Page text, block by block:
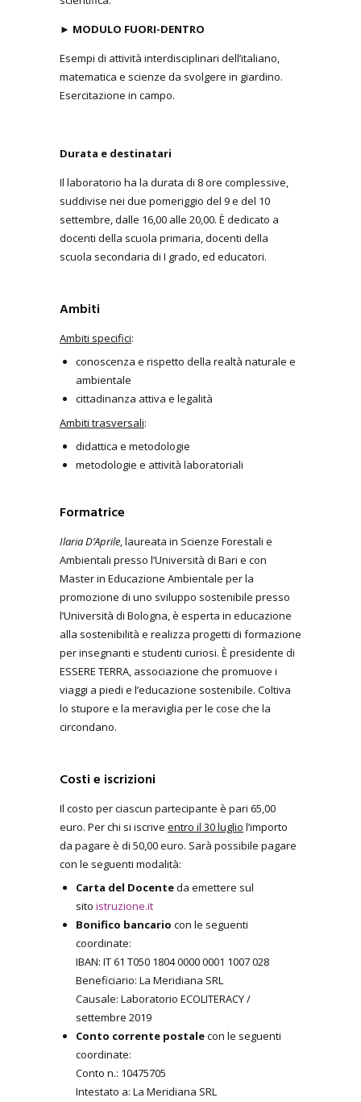
► MODULO FUORI-DENTRO
Esempi di attività interdisciplinari dell’italiano,
matematica e scienze da svolgere in giardino.
Esercitazione in campo.
Durata e destinatari
Il laboratorio ha la durata di 8 ore complessive,
suddivise nei due pomeriggio del 9 e del 10
settembre, dalle 16,00 alle 20,00. È dedicato a
docenti della scuola primaria, docenti della
scuola secondaria di I grado, ed educatori.
Ambiti
Ambiti specifici:
conoscenza e rispetto della realtà naturale e
ambientale
cittadinanza attiva e legalità
Ambiti trasversali:
didattica e metodologie
metodologie e attività laboratoriali
Formatrice
Ilaria D’Aprile , laureata in Scienze Forestali e
Ambientali presso l’Università di Bari e con
Master in Educazione Ambientale per la
promozione di uno sviluppo sostenibile presso
l’Università di Bologna, è esperta in educazione
alla sostenibilità e realizza progetti di formazione
per insegnanti e studenti curiosi. È presidente di
ESSERE TERRA, associazione che promuove i
viaggi a piedi e l’educazione sostenibile. Coltiva
lo stupore e la meraviglia per le cose che la
circondano.
Costi e iscrizioni
Il costo per ciascun partecipante è pari 65,00
euro. Per chi si iscrive entro il 30 luglio l’importo
da pagare è di 50,00 euro. Sarà possibile pagare
con le seguenti modalità:
Carta del Docenteda emettere sul
sito istruzione.it
Bonifico bancario con le seguenti
coordinate:
IBAN: IT 61 T050 1804 0000 0001 1007 028
Beneficiario: La Meridiana SRL
Causale: Laboratorio ECOLITERACY /
settembre 2019
Conto corrente postalecon le seguenti
coordinate:
Conto n.: 10475705
Intestato a: La Meridiana SRL